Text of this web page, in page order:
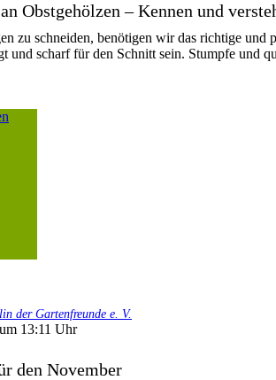
Obstgehölzen – Kennen und
zu schneiden, benötigen wir das richtige und
und scharf für den Schnitt sein. Stumpfe und
der Gartenfreunde e. V.
13:11 Uhr
den November